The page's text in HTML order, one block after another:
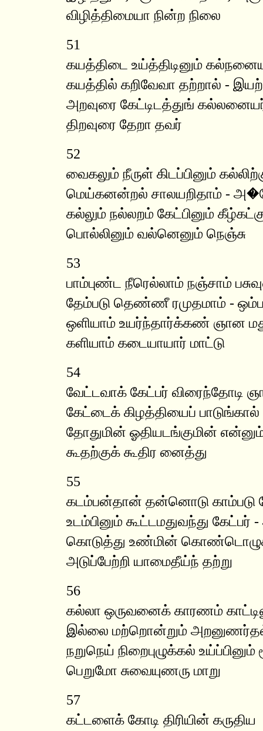
விழித்திமையா நின்ற நிலை
51
கயத்திடை உய்த்திடினும்
கயத்தில் கறிவேவா தற்றால் -
அறவுரை கேட்டிடத்துங்
திறவுரை தேறா தவர்
52
வைகலும் நீருள் கிடப்பினும்
மெய்கனன்றல் சாலயறிதாம் -
கல்லும் நல்லறம் கேட்பினும்
பொல்லினும் வல்னெனும் நெஞ்சு
53
பாம்புண்ட நீரெல்லாம் நஞ்சாம்
தேம்படு தெண்ணீ ரமுதமாம் -
ஒளியாம் உயர்ந்தார்க்கண் ஞான
களியாம் கடையாயார் மாட்டு
54
வேட்டவாக் கேட்பர் விரைந்தோடி
கேட்டைக் கிழத்தியைப்
தோதுமின் ஓதியடங்குமின்
கூதற்குக் கூதிர னைத்து
55
கடம்பன்தான் தன்னொடு
உடம்பினும் கூட்டமதுவந்து கேட்பர்
கொடுத்து உண்மின்
அடுப்பேற்றி யாமைதீய்ந் தற்று
56
கல்லா ஒருவனைக் காரணம்
இல்லை மற்றொன்றும்
நறுநெய் நிறைபுழுக்கல்
பெறுமோ சுவையுணரு மாறு
57
கட்டளைக் கோடி திரியின் கருதிய